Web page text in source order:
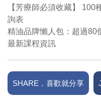
【芳療師必須收藏】
詢表
精油品牌懶人包：超過80
最新課程資訊
SHARE．喜歡就分享